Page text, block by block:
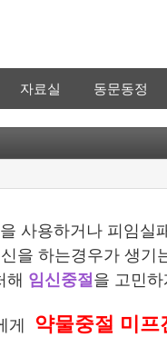
자료실 동문동정
사용하거나 피임
을 하는경우가 생기
해 임신중절을 고민
게 약물중절 미프